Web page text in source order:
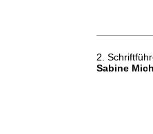
2.
Sabine